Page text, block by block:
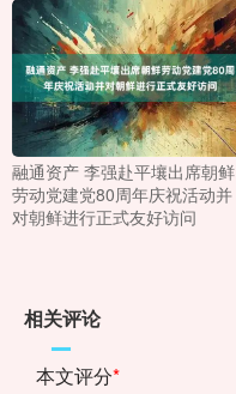
融通资产 李强赴平壤出席朝鲜
劳动党建党80周年庆祝活动并
对朝鲜进行正式友好访问
相关评论
本文评分*